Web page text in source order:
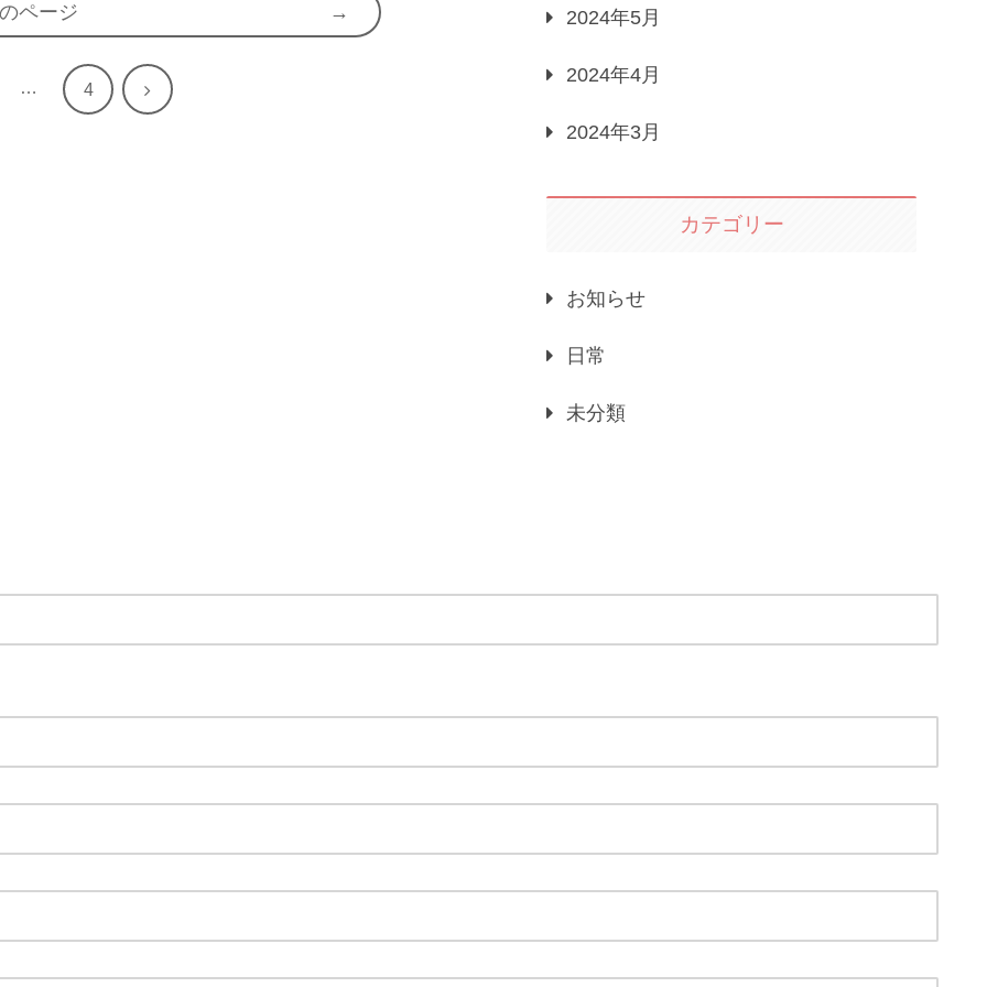
ページ
… 4 次
2024年5月
2024年4月
2024年3月
カテゴリー
お知らせ
日常
未分類